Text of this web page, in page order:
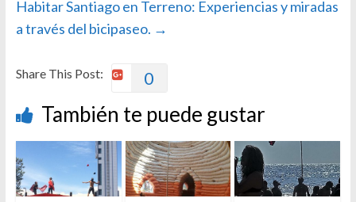
Habitar Santiago en Terreno: Experiencias y miradas
a través del bicipaseo. →
Share This Post: 0
También te puede gustar